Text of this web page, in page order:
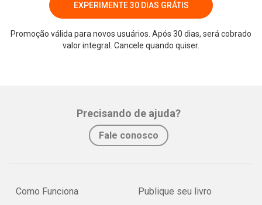
EXPERIMENTE 30 DIAS GRÁTIS
Promoção válida para novos usuários. Após 30 dias, será cobrado
valor integral. Cancele quando quiser.
Precisando de ajuda?
Fale conosco
Como Funciona
Publique seu livro